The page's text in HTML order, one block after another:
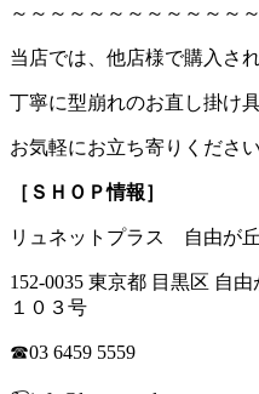
～～～～～～～～～～～～
当店では、他店様で購入さ
丁寧に型崩れのお直し掛け
お気軽にお立ち寄りください
［ＳＨＯＰ情報］
リュネットプラス 自由が丘
152-0035 東京都 目黒区 自
１０３号
☎03 6459 5559